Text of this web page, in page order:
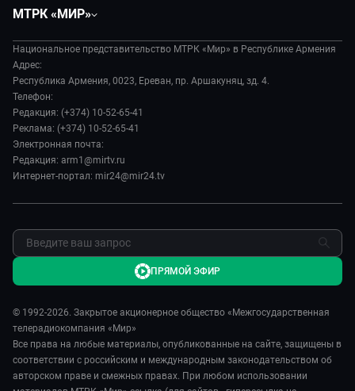
Экономика
Происшествия
Наука и технологии
Культура
Спорт
Евразия. Культурно
Евразия. Регионы
Наши иностранцы
Пять причин поехать в...
Сделано в Содружестве
Я – волонтер
МТРК «МИР»
История
Руководство
Лица мира
Новости
Пресса о нас
Карьера
Национальное представительство МТРК «Мир» в Республике Армения
Адрес:
Республика Армения, 0023, Ереван, пр. Аршакуняц, зд. 4.
Телефон:
Редакция: (+374) 10-52-65-41
Реклама: (+374) 10-52-65-41
Электронная почта:
Редакция: arm1@mirtv.ru
Интернет-портал: mir24@mir24.tv
© 1992-2026. Закрытое акционерное общество «Межгосударственная
телерадиокомпания «Мир»
Все права на любые материалы, опубликованные на сайте, защищены в
соответствии с российским и международным законодательством об
авторском праве и смежных правах. При любом использовании
ПРЯМОЙ ЭФИР